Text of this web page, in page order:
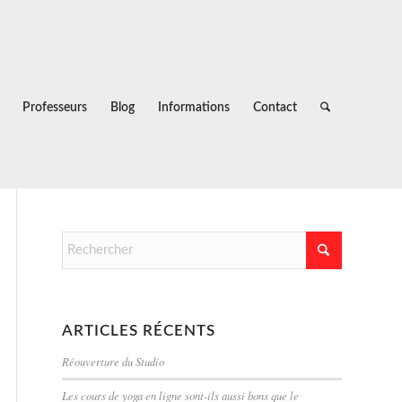
Professeurs Blog Informations Contact
ARTICLES RÉCENTS
Réouverture du Studio
Les cours de yoga en ligne sont-ils aussi bons que le